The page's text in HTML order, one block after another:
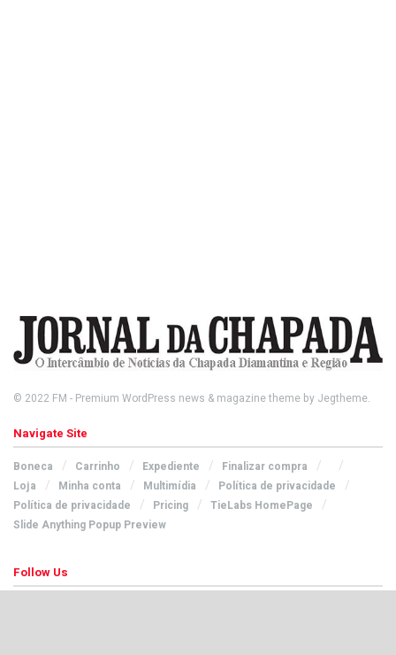
© 2022 FM - Premium WordPress news & magazine theme by Jegtheme.
Navigate Site
Boneca Carrinho Expediente
Finalizar compra
Loja
Minha conta Multimídia
Política de privacidade
Política de privacidade
Pricing
TieLabs HomePage
Slide Anything Popup Preview
Follow Us